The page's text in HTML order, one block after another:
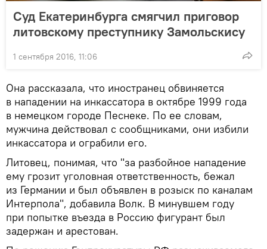
Суд Екатеринбурга смягчил приговор
литовскому преступнику Замольскису
1 сентября 2016, 11:06
Она рассказала, что иностранец обвиняется
в нападении на инкассатора в октябре 1999 года
в немецком городе Песнеке. По ее словам,
мужчина действовал с сообщниками, они избили
инкассатора и ограбили его.
Литовец, понимая, что "за разбойное нападение
ему грозит уголовная ответственность, бежал
из Германии и был объявлен в розыск по каналам
Интерпола", добавила Волк. В минувшем году
при попытке въезда в Россию фигурант был
задержан и арестован.